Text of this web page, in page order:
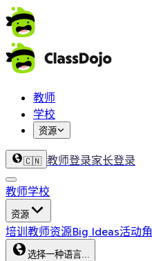
教师
学校
资源
🇨🇳 教师登录家长登录
教师学校
资源
培训 教师资源Big Ideas活动角
选择一种语言...